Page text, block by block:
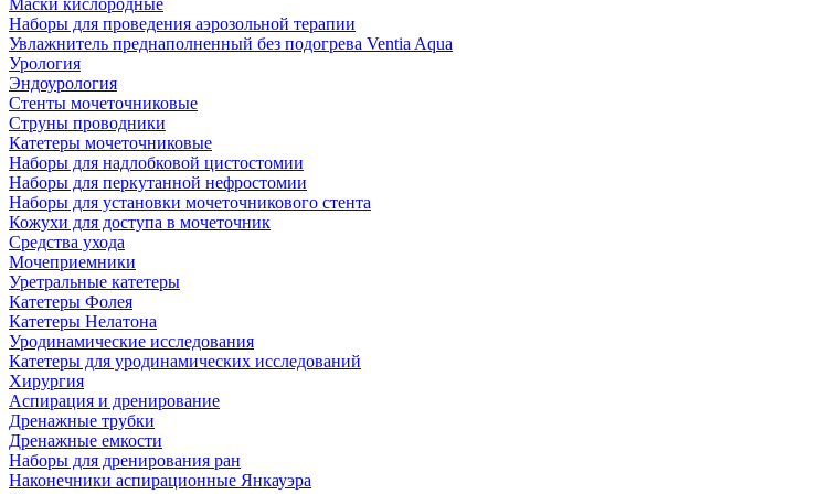
Маски кислородные
Наборы для проведения аэрозольной терапии
Увлажнитель преднаполненный без подогрева Ventia Aqua
Урология
Эндоурология
Стенты мочеточниковые
Струны проводники
Катетеры мочеточниковые
Наборы для надлобковой цистостомии
Наборы для перкутанной нефростомии
Наборы для установки мочеточникового стента
Кожухи для доступа в мочеточник
Средства ухода
Мочеприемники
Уретральные катетеры
Катетеры Фолея
Катетеры Нелатона
Уродинамические исследования
Катетеры для уродинамических исследований
Хирургия
Аспирация и дренирование
Дренажные трубки
Дренажные емкости
Наборы для дренирования ран
Наконечники аспирационные Янкауэра